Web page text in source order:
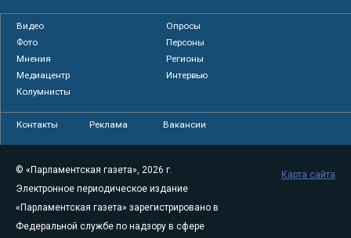
Видео
Опросы
Фото
Персоны
Мнения
Регионы
Медиацентр
Интервью
Колумнисты
Контакты Реклама Вакансии
© «Парламентская газета», 2026 г.
Электронное периодическое издание
«Парламентская газета» зарегистрировано в
Федеральной службе по надзору в сфере
Карта сайта